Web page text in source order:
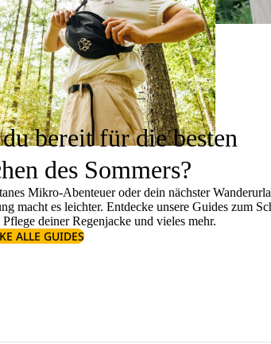
bereit für die besten
des Sommers?
Mikro-Abenteuer oder dein nächster
macht es leichter. Entdecke unsere Guides zum
Pflege deiner Regenjackeund vieles mehr.
ALLE GUIDES